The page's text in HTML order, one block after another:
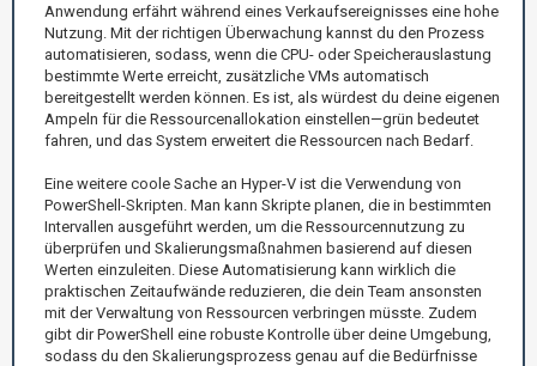
Anwendung erfährt während eines Verkaufsereignisses eine hohe
Nutzung. Mit der richtigen Überwachung kannst du den Prozess
automatisieren, sodass, wenn die CPU- oder Speicherauslastung
bestimmte Werte erreicht, zusätzliche VMs automatisch
bereitgestellt werden können. Es ist, als würdest du deine eigenen
Ampeln für die Ressourcenallokation einstellen—grün bedeutet
fahren, und das System erweitert die Ressourcen nach Bedarf.
Eine weitere coole Sache an Hyper-V ist die Verwendung von
PowerShell-Skripten. Man kann Skripte planen, die in bestimmten
Intervallen ausgeführt werden, um die Ressourcennutzung zu
überprüfen und Skalierungsmaßnahmen basierend auf diesen
Werten einzuleiten. Diese Automatisierung kann wirklich die
praktischen Zeitaufwände reduzieren, die dein Team ansonsten
mit der Verwaltung von Ressourcen verbringen müsste. Zudem
gibt dir PowerShell eine robuste Kontrolle über deine Umgebung,
sodass du den Skalierungsprozess genau auf die Bedürfnisse